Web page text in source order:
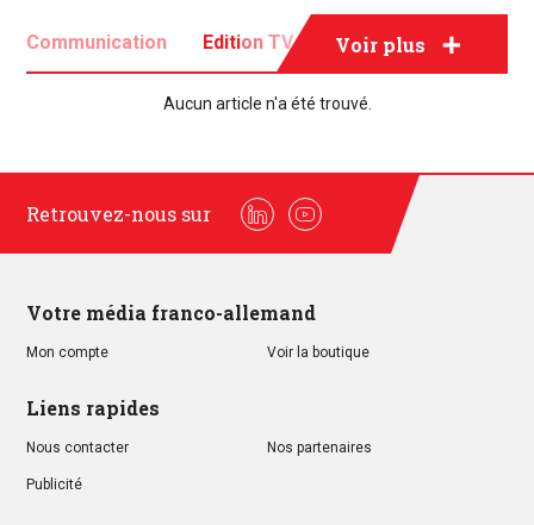
Voir plus
Communication Edition TV Evénementiel
PublicitéAucun article n'a été trouvé.
Retrouvez-nous sur
LinkedinYoutube
Votre média franco-allemand
Mon compte Voir la boutique
Liens rapides
Nous contacter Nos partenaires
Publicité